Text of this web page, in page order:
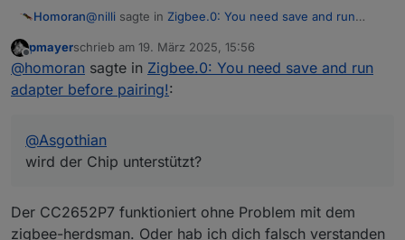
Homoran@nilli sagte in Zigbee.0: You need save and run
@homoransaid inZigbee.0: You need save and
run adapter before pairing!
CP2102N.
@Asgothian
Hintergrund:
@pmayer
ändern:
gegraben.
Wie es aussieht wird beim Update die IEEEim
Offline
pmayerschrieb am 19. März 2025, 15:56
zuletzt editiert von
@homoran sagte in Zigbee.0: You need save and run
adapter before pairing!:
@Asgothian
wird der Chip unterstützt?
Der CC2652P7 funktioniert ohne Problem mit dem
zigbee-herdsman. Oder hab ich dich falsch verstanden